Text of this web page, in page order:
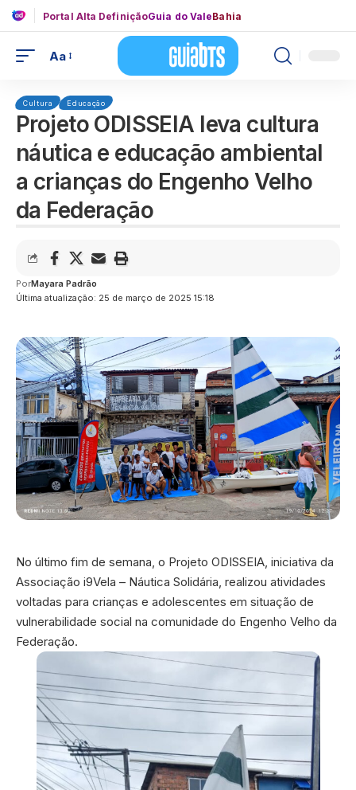
Portal Alta DefiniçãoGuia do ValeBahia
Aa
Cultura Educação
Projeto ODISSEIA leva cultura
náutica e educação ambiental
a crianças do Engenho Velho
da Federação
Última atualização: 25 de março de 2025 15:18
PorMayara Padrão
No último fim de semana, o Projeto ODISSEIA, iniciativa da
Associação i9Vela – Náutica Solidária, realizou atividades
voltadas para crianças e adolescentes em situação de
vulnerabilidade social na comunidade do Engenho Velho da
Federação.